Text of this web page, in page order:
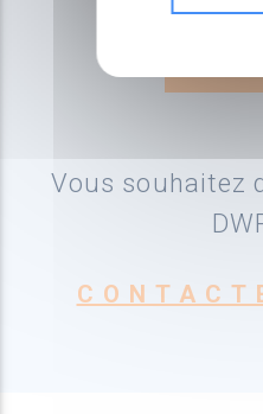
Vous souhaitez